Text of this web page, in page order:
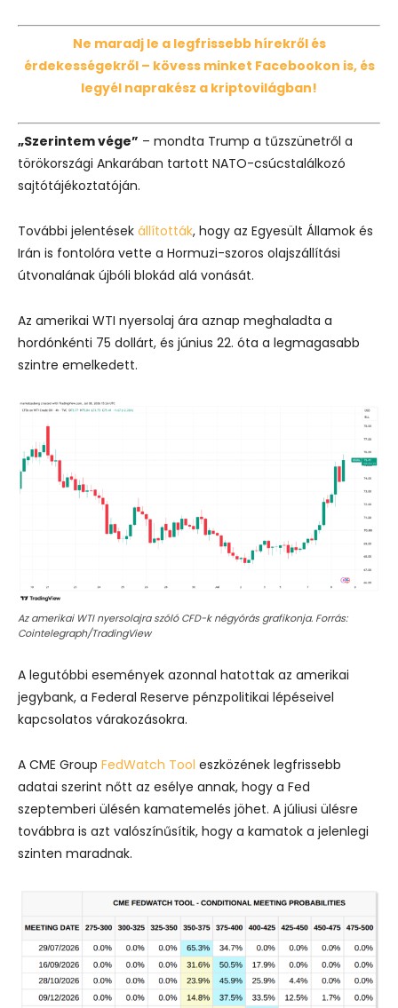
Ne maradj le a legfrissebb hírekről és
érdekességekről – kövess minket Facebookon is, és
legyél naprakész a kriptovilágban!
„Szerintem vége” – mondta Trump a tűzszünetről a
törökországi Ankarában tartott NATO-csúcstalálkozó
sajtótájékoztatóján.
További jelentések állították, hogy az Egyesült Államok és
Irán is fontolóra vette a Hormuzi-szoros olajszállítási
útvonalának újbóli blokád alá vonását.
Az amerikai WTI nyersolaj ára aznap meghaladta a
hordónkénti 75 dollárt, és június 22. óta a legmagasabb
szintre emelkedett.
Az amerikai WTI nyersolajra szóló CFD-k négyórás grafikonja. Forrás:
Cointelegraph/TradingView
A legutóbbi események azonnal hatottak az amerikai
jegybank, a Federal Reserve pénzpolitikai lépéseivel
kapcsolatos várakozásokra.
A CME Group FedWatch Tool eszközének legfrissebb
adatai szerint nőtt az esélye annak, hogy a Fed
szeptemberi ülésén kamatemelés jöhet. A júliusi ülésre
továbbra is azt valószínűsítik, hogy a kamatok a jelenlegi
szinten maradnak.